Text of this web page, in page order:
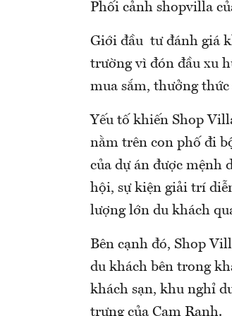
Phối cảnh shopvilla
Giới đầu tư đánh giá
trường vì đón đầu xu
mua sắm, thưởng
Yếu tố khiến Shop
nằm trên con phố đi
của dự án được
hội, sự kiện giải trí
lượng lớn du khách
Bên cạnh đó, Shop
du khách bên trong
khách sạn, khu nghỉ
trưng của Cam Ranh.